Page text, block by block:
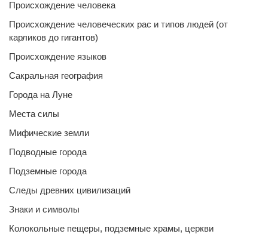
Происхождение человека
Происхождение человеческих рас и типов людей (от
карликов до гигантов)
Происхождение языков
Сакральная география
Города на Луне
Места силы
Мифические земли
Подводные города
Подземные города
Следы древних цивилизаций
Знаки и символы
Колокольные пещеры, подземные храмы, церкви